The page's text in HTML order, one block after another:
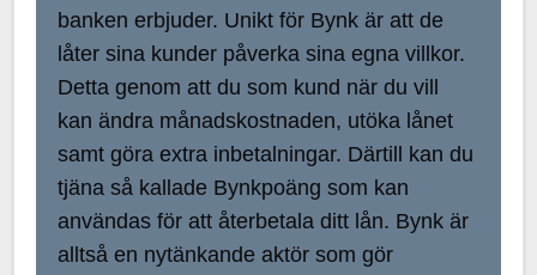
banken erbjuder. Unikt för Bynk är att de
låter sina kunder påverka sina egna villkor.
Detta genom att du som kund när du vill
kan ändra månadskostnaden, utöka lånet
samt göra extra inbetalningar. Därtill kan du
tjäna så kallade Bynkpoäng som kan
användas för att återbetala ditt lån. Bynk är
alltså en nytänkande aktör som gör